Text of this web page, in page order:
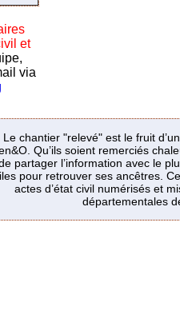
et
via
Le chantier "relevé" est le fruit
Qu’ils soient remerciés
partager l’information avec le
pour retrouver ses ancêtres.
actes d’état civil numérisés et
départementales